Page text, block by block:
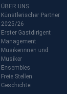
ÜBER UNS
Künstlerischer Partner
2025/26
Erster Gastdirigent
Management
Musikerinnen und
Musiker
Ensembles
Freie Stellen
Geschichte